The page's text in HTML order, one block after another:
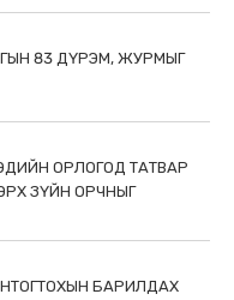
83 ДҮРЭМ, ЖУРМЫГ
ОРЛОГОД ТАТВАР
ЗҮЙН ОРЧНЫГ
БАРИЛДАХ